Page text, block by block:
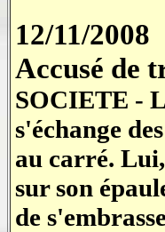
12/11/2008
Accusé de
SOCIETE -
s'échange
au carré.
sur son
de